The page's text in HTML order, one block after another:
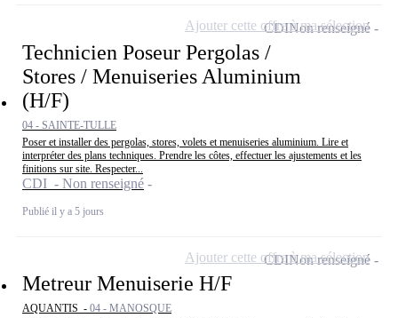
Technicien Poseur Pergolas /
Stores / Menuiseries Aluminium
(H/F)
04 - SAINTE-TULLE
Poser et installer des pergolas, stores, volets et menuiseries aluminium. Lire et
interpréter des plans techniques. Prendre les côtes, effectuer les ajustements et les
finitions sur site. Respecter...
CDI - Non renseigné
Publié il y a 5 jours
CDINon renseigné
Ajouter cette offre à ma sélection
Metreur Menuiserie H/F
AQUANTIS - 04 - MANOSQUE
CDINon renseigné
Ajouter cette offre à ma sélection